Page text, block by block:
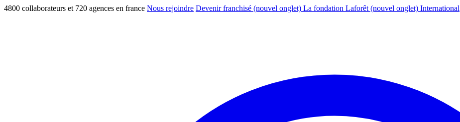
4800 collaborateurs et 720 agences en france Nous rejoindre Devenir franchisé (nouvel onglet) La fondation Laforêt (nouvel onglet) International